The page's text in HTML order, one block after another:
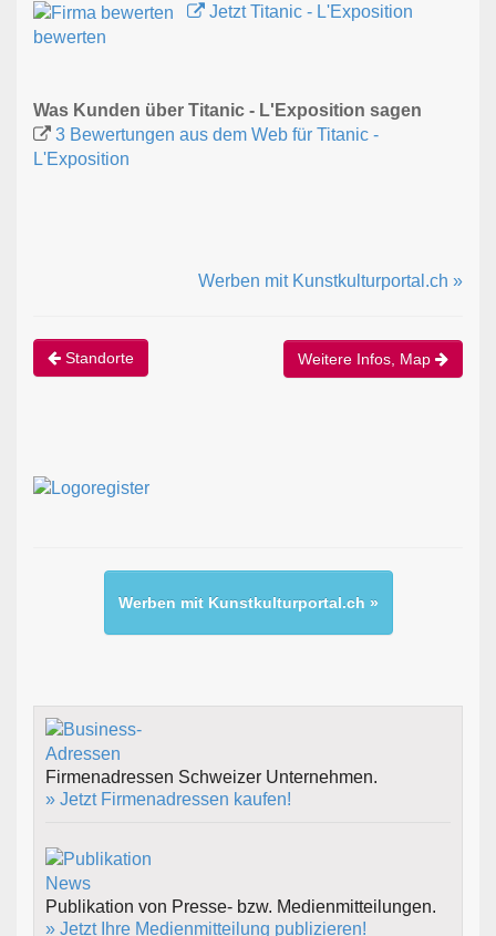
Jetzt Titanic - L'Exposition
bewerten
Was Kunden über Titanic - L'Exposition sagen
3 Bewertungen aus dem Web für Titanic -
L'Exposition
Werben mit Kunstkulturportal.ch »
Standorte Weitere Infos, Map
Werben mit Kunstkulturportal.ch »
Firmenadressen Schweizer Unternehmen.
» Jetzt Firmenadressen kaufen!
Publikation von Presse- bzw. Medienmitteilungen.
» Jetzt Ihre Medienmitteilung publizieren!